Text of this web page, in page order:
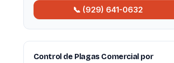
📞 (929) 641-0632
Control de Plagas Comercial por